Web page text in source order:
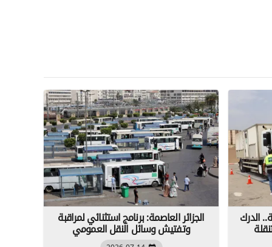
الدرك الجزائر العاصمة: برنامج استثنائي لمراقبة
وتفتيش وسائل النقل العمومي